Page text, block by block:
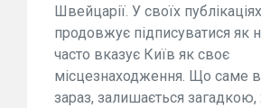
Швейцарії. У своїх
продовжує підписуватися як
часто вказує Київ як своє
місцезнаходження. Що саме
зараз, залишається загадкою,